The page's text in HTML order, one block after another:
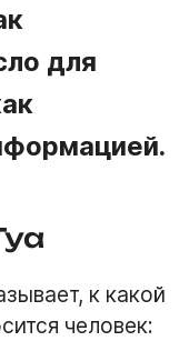
для
к какой
человек: